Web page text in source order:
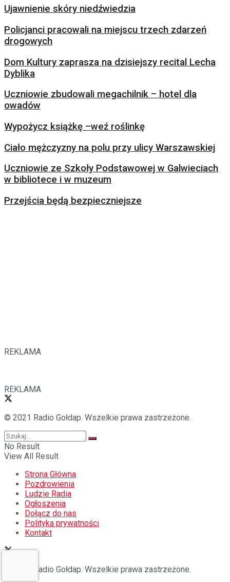
Ujawnienie skóry niedźwiedzia
Policjanci pracowali na miejscu trzech zdarzeń
drogowych
Dom Kultury zaprasza na dzisiejszy recital Lecha
Dyblika
Uczniowie zbudowali megachilnik – hotel dla
owadów
Wypożycz książkę –weź roślinkę
Ciało mężczyzny na polu przy ulicy Warszawskiej
Uczniowie ze Szkoły Podstawowej w Galwieciach
w bibliotece i w muzeum
Przejścia będą bezpieczniejsze
REKLAMA
REKLAMA
© 2021 Radio Gołdap. Wszelkie prawa zastrzeżone.
No Result
View All Result
Strona Główna
Pozdrowienia
Ludzie Radia
Ogłoszenia
Dołącz do nas
Polityka prywatności
Kontakt
© 2021 Radio Gołdap. Wszelkie prawa zastrzeżone.